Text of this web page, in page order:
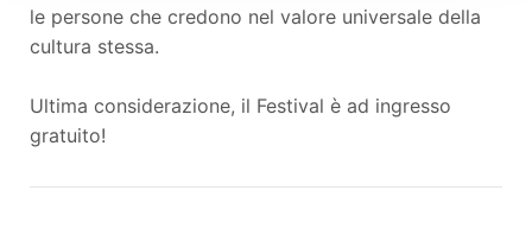
le persone che credono nel valore universale della
cultura stessa.
Ultima considerazione, il Festival è ad ingresso
gratuito!